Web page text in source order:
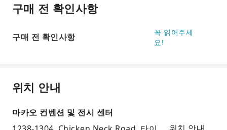
구매 전 확인사항
구매 전 확인사항
꼭 읽어주세
요!
위치 안내
마카오 컨벤션 및 전시 센터